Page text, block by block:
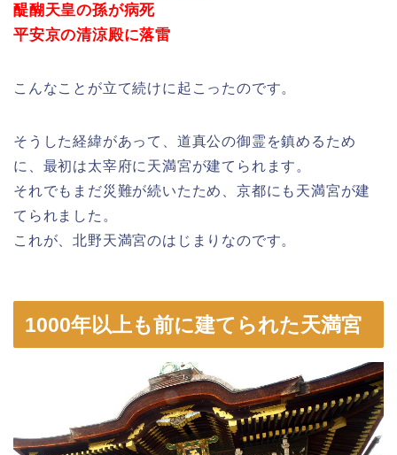
醍醐天皇の孫が病死
平安京の清涼殿に落雷
こんなことが立て続けに起こったのです。
そうした経緯があって、道真公の御霊を鎮めるため
に、最初は太宰府に天満宮が建てられます。
それでもまだ災難が続いたため、京都にも天満宮が建
てられました。
これが、北野天満宮のはじまりなのです。
1000年以上も前に建てられた天満宮